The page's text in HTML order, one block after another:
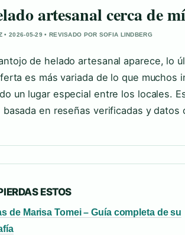
artesanal cerca de
• 2026-05-29 • REVISADO POR SOFIA LINDBERG
de helado artesanal aparece, lo
es más variada de lo que muchos
un lugar especial entre los locales.
en reseñas verificadas y
ESTOS
de Marisa Tomei – Guía completa de su